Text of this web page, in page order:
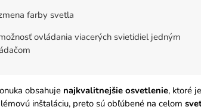
farby svetla
ovládania viacerých svietidiel jedným
obsahuje najkvalitnejšie osvetlenie, ktoré
inštaláciu, preto sú obľúbené na celom